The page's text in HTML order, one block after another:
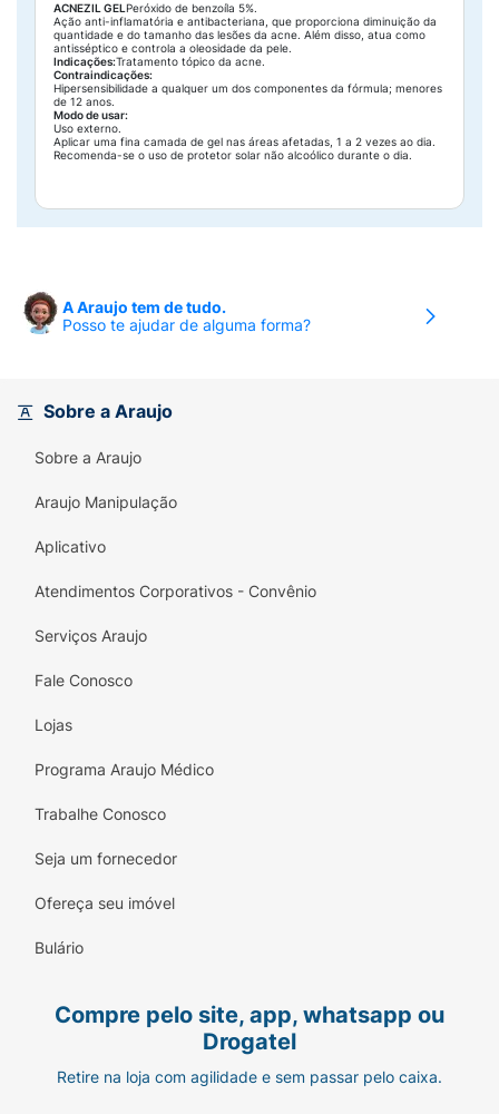
ACNEZIL GELPeróxido de benzoíla 5%.
Ação anti-inflamatória e antibacteriana, que proporciona diminuição da
quantidade e do tamanho das lesões da acne. Além disso, atua como
antisséptico e controla a oleosidade da pele.
Indicações:Tratamento tópico da acne.
Contraindicações:
Hipersensibilidade a qualquer um dos componentes da fórmula; menores
de 12 anos.
Modo de usar:
Uso externo.
Aplicar uma fina camada de gel nas áreas afetadas, 1 a 2 vezes ao dia.
Recomenda-se o uso de protetor solar não alcoólico durante o dia.
A Araujo tem de tudo.
Posso te ajudar de alguma forma?
Sobre a Araujo
Sobre a Araujo
Araujo Manipulação
Aplicativo
Atendimentos Corporativos - Convênio
Serviços Araujo
Fale Conosco
Lojas
Programa Araujo Médico
Trabalhe Conosco
Seja um fornecedor
Ofereça seu imóvel
Bulário
Compre pelo site, app, whatsapp ou
Drogatel
Retire na loja com agilidade e sem passar pelo caixa.